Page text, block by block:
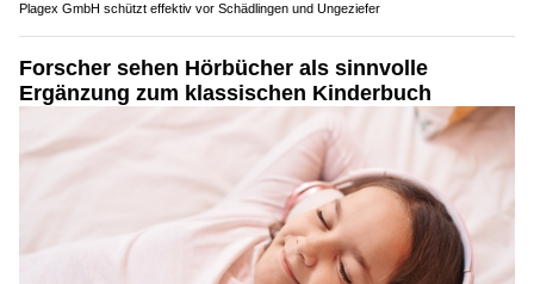
Plagex GmbH schützt effektiv vor Schädlingen und Ungeziefer
Forscher sehen Hörbücher als sinnvolle
Ergänzung zum klassischen Kinderbuch